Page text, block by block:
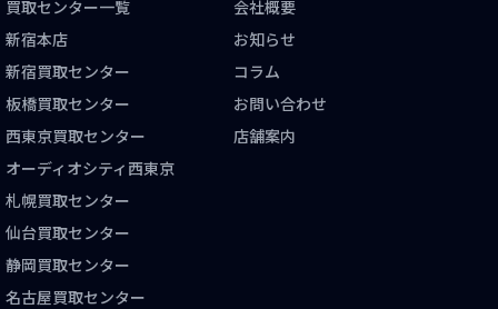
買取センター一覧
新宿本店
新宿買取センター
板橋買取センター
西東京買取センター
オーディオシティ西東京
札幌買取センター
仙台買取センター
静岡買取センター
名古屋買取センター
会社概要
お知らせ
コラム
お問い合わせ
店舗案内